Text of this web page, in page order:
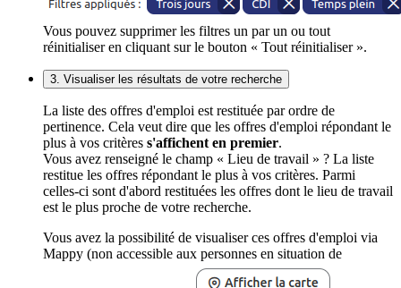
Vous pouvez supprimer les filtres un par un ou tout
réinitialiser en cliquant sur le bouton « Tout réinitialiser ».
3. Visualiser les résultats de votre recherche
La liste des offres d'emploi est restituée par ordre de
pertinence. Cela veut dire que les offres d'emploi répondant le
plus à vos critères s'affichent en premier.
Vous avez renseigné le champ « Lieu de travail » ? La liste
restitue les offres répondant le plus à vos critères. Parmi
celles-ci sont d'abord restituées les offres dont le lieu de travail
est le plus proche de votre recherche.
Vous avez la possibilité de visualiser ces offres d'emploi via
Mappy (non accessible aux personnes en situation de